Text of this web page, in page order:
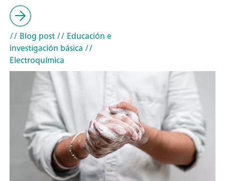
// Blog post// Educación e
investigación básica //
Electroquímica